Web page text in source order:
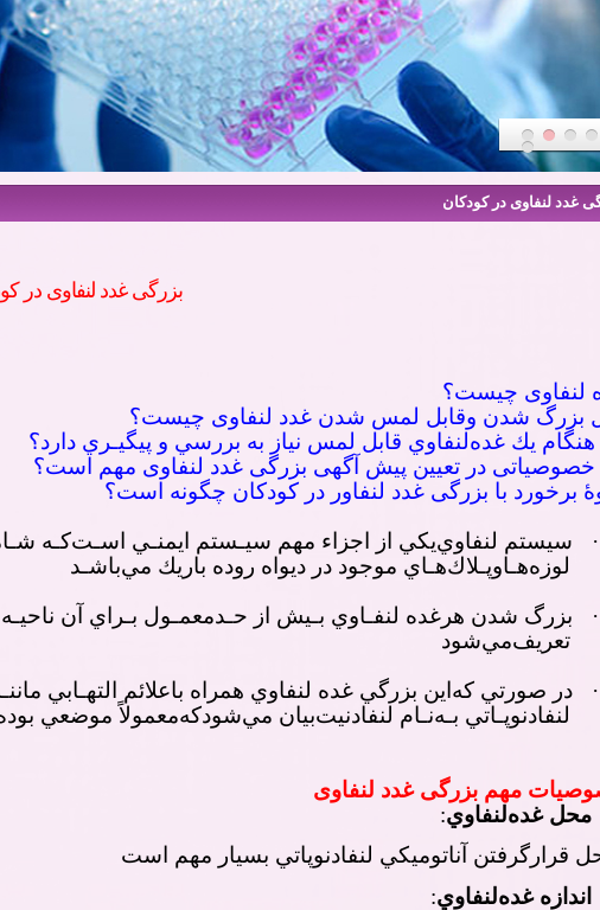
غدد لنفاوی در کودکان
بزرگی غدد لنفاوی در
لنفاوی چیست؟
بزرگ شدن وقابل لمس شدن غدد لنفاوی چیست؟
ﻳﻚ ﻏﺪهﻟﻨﻔﺎوي ﻗﺎﺑﻞ ﻟﻤﺲ ﻧﻴﺎز ﺑﻪ ﺑﺮرﺳﻲ و ﭘﻴﮕﻴـﺮي دارد؟
در تعیین پیش آگهی بزرگی غدد لنفاوی مهم است؟
برخورد با بزرگی غدد لنفاور در کودکان چگونه است؟
·
ﺳﻴﺴﺘﻢ ﻟﻨﻔﺎويﻳﻜﻲ از اﺟﺰاء ﻣﻬﻢ ﺳﻴـﺴﺘﻢ اﻳﻤﻨـﻲ اﺳـﺖﻛـﻪ
ﻟﻮزهﻫـﺎوﭘـﻼكﻫـﺎي ﻣﻮﺟﻮد در دﻳﻮاه روده ﺑﺎرﻳﻚ ﻣﻲﺑﺎﺷـﺪ
·
ﺑﺰرگ ﺷﺪن ﻫﺮﻏﺪه ﻟﻨﻔـﺎوي ﺑـﻴﺶ از ﺣـﺪﻣﻌﻤـﻮل ﺑـﺮاي آن ﻧﺎﺣﻴـﻪ
ﺗﻌﺮﻳﻒﻣﻲﺷﻮد
·
در ﺻﻮرﺗﻲ ﻛﻪاﻳﻦ ﺑﺰرﮔﻲ ﻏﺪه ﻟﻨﻔﺎوي ﻫﻤﺮاه ﺑﺎﻋﻼﺋﻢ اﻟﺘﻬـﺎﺑﻲ
ﻟﻨﻔﺎدﻧﻮﭘـﺎﺗﻲ ﺑـﻪﻧـﺎم ﻟﻨﻔﺎدﻧﻴﺖﺑﻴﺎن ﻣﻲﺷﻮدﻛﻪﻣﻌﻤﻮﻻً ﻣﻮﺿﻌﻲ
مهم بزرگی غدد لنفاوی
ﻣﺤﻞ ﻏﺪهﻟﻨﻔﺎوي:
ﻗﺮارﮔﺮﻓﺘﻦ آﻧﺎﺗﻮﻣﻴﻜﻲ ﻟﻨﻔﺎدﻧﻮﭘﺎﺗﻲ ﺑﺴﻴﺎر ﻣﻬﻢ است
اﻧﺪازه ﻏﺪهﻟﻨﻔﺎوي: